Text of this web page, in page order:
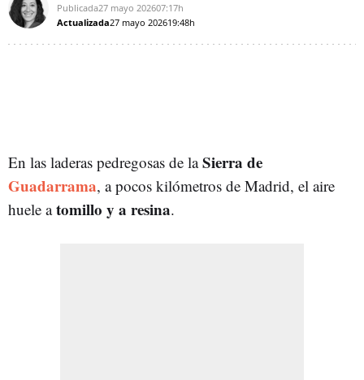
Publicada27 mayo 202607:17h
Actualizada27 mayo 202619:48h
En las laderas pedregosas de laSierra de
Guadarrama, a pocos kilómetros de Madrid, el aire
huele atomillo y a resina.